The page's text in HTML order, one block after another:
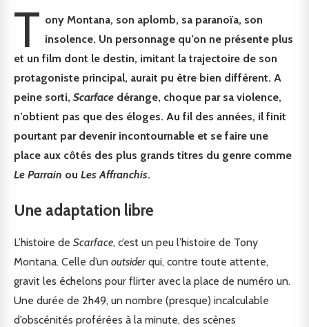
T ony Montana, son aplomb, sa paranoïa, son
insolence. Un personnage qu’on ne présente plus
et un film dont le destin, imitant la trajectoire de son
protagoniste principal, aurait pu être bien différent. A
peine sorti, Scarface dérange, choque par sa violence,
n’obtient pas que des éloges. Au fil des années, il finit
pourtant par devenir incontournable et se faire une
place aux côtés des plus grands titres du genre comme
Le Parrain ou Les Affranchis.
Une adaptation libre
L’histoire de Scarface, c’est un peu l’histoire de Tony
Montana. Celle d’un outsiderqui, contre toute attente,
gravit les échelons pour flirter avec la place de numéro un.
Une durée de 2h49, un nombre (presque) incalculable
d’obscénités proférées à la minute, des scènes